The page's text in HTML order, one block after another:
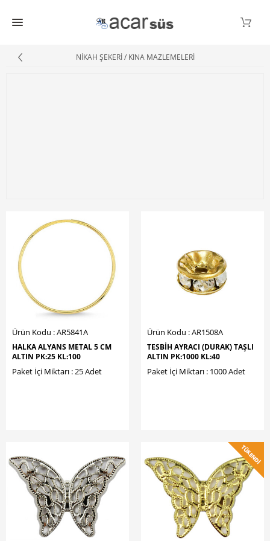
NİKAH ŞEKERİ / KINA MAZLEMELERİ
Ürün Kodu : AR5841A
HALKA ALYANS METAL 5 CM
ALTIN PK:25 KL:100
Paket İçi Miktarı : 25 Adet
Ürün Kodu : AR1508A
TESBİH AYRACI (DURAK) TAŞLI
ALTIN PK:1000 KL:40
Paket İçi Miktarı : 1000 Adet